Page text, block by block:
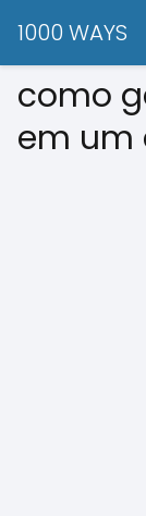
1000 WAYS
como
em um